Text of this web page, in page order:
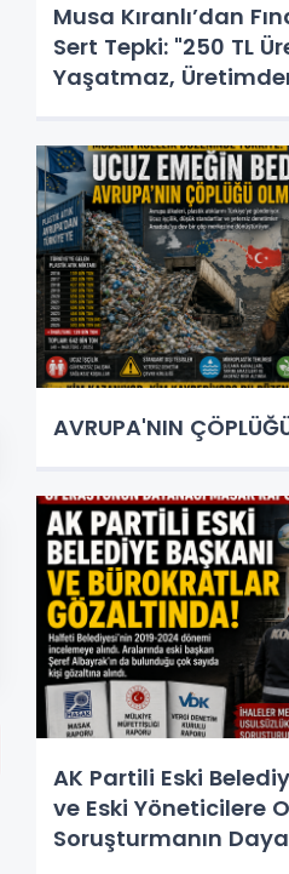
Musa Kıranlı’dan
Sert Tepki: "250 TL
Yaşatmaz,
AVRUPA'NIN
AK Partili Eski
ve Eski Yöneticilere
Soruşturmanın